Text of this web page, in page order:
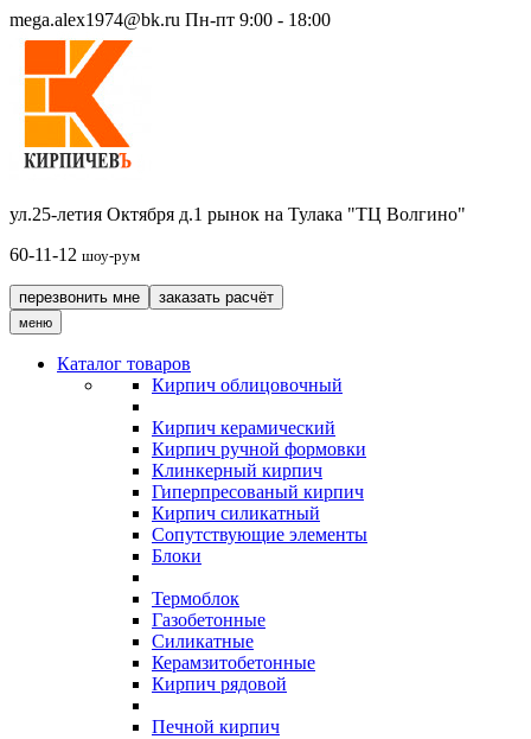
mega.alex1974@bk.ru Пн-пт 9:00 - 18:00
ул.25-летия Октября д.1 рынок на Тулака "ТЦ Волгино"
60-11-12 шоу-рум
перезвонить мне заказать расчёт
меню
Каталог товаров
Кирпич облицовочный
Кирпич керамический
Кирпич ручной формовки
Клинкерный кирпич
Гиперпресованый кирпич
Кирпич силикатный
Сопутствующие элементы
Блоки
Термоблок
Газобетонные
Силикатные
Керамзитобетонные
Кирпич рядовой
Печной кирпич